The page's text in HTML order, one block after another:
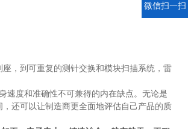
，到可重复的测针交换和模块扫描系统，雷
速度和准确性不可兼得的内在缺点。无论是
还可以让制造商更全面地评估自己产品的质
微信扫一扫